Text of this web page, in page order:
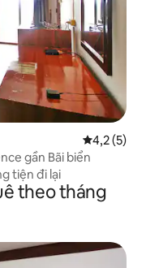
Xếp hạng
4,2 (5)
gần Bãi biển
tiện đi lại
theo tháng